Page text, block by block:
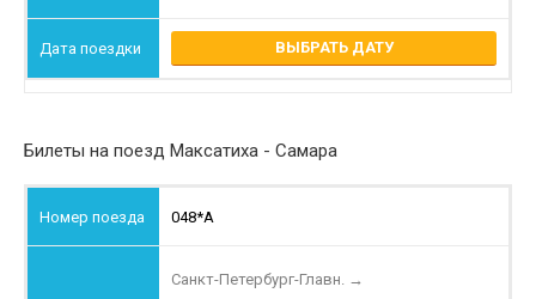
ВЫБРАТЬ ДАТУ
Билеты на поезд Максатиха - Самара
048*А
Санкт-Петербург-Главн. →